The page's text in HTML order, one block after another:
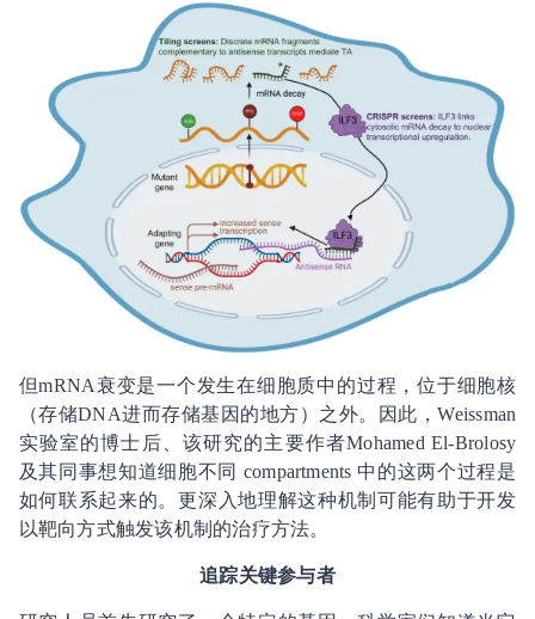
但mRNA衰变是一个发生在细胞质中的过程，位于细胞核
（存储DNA进而存储基因的地方）之外。因此，Weissman
实验室的博士后、该研究的主要作者Mohamed El-Brolosy
及其同事想知道细胞不同 compartments 中的这两个过程是
如何联系起来的。更深入地理解这种机制可能有助于开发
以靶向方式触发该机制的治疗方法。
追踪关键参与者